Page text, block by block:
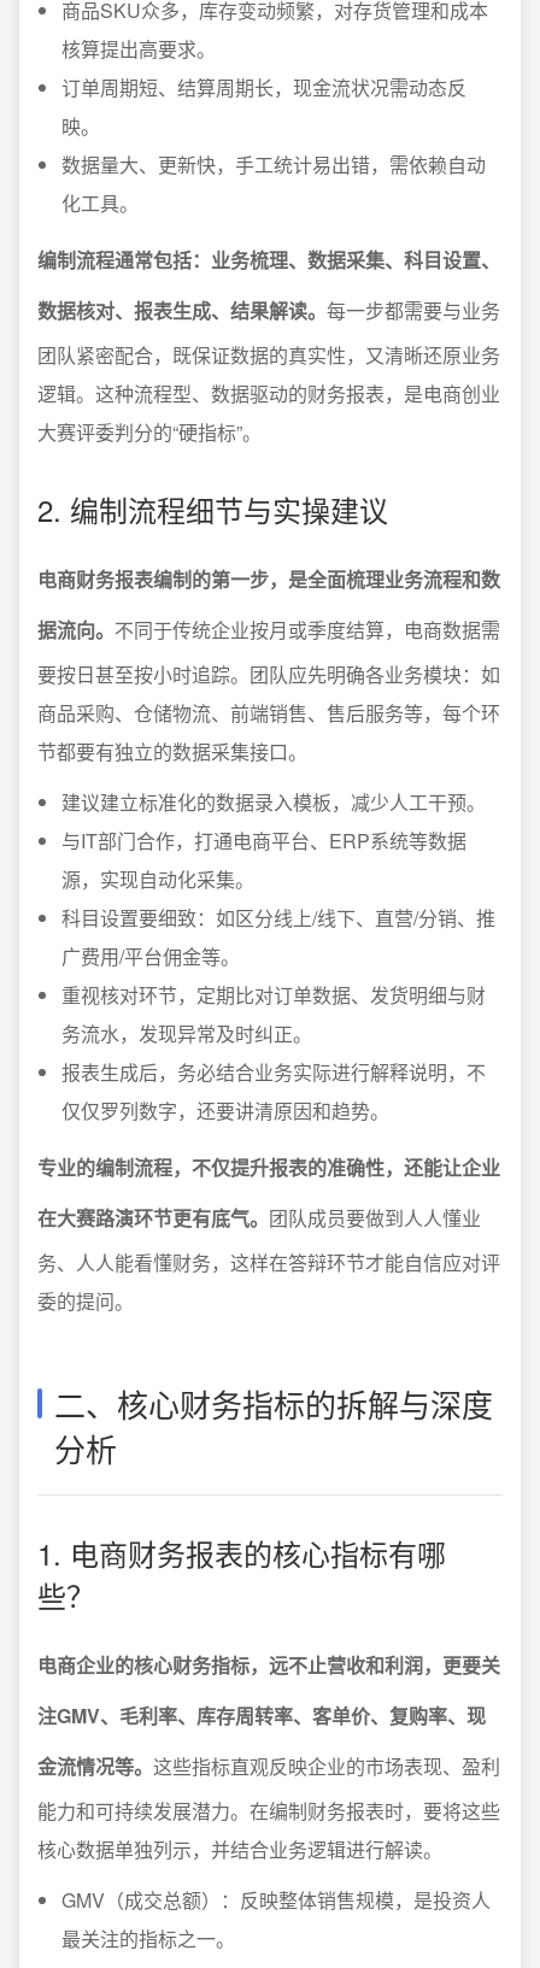
商品SKU众多，库存变动频繁，对存货管理和成本
核算提出高要求。
订单周期短、结算周期长，现金流状况需动态反
映。
数据量大、更新快，手工统计易出错，需依赖自动
化工具。
编制流程通常包括：业务梳理、数据采集、科目设置、
数据核对、报表生成、结果解读。 每一步都需要与业务
团队紧密配合，既保证数据的真实性，又清晰还原业务
逻辑。这种流程型、数据驱动的财务报表，是电商创业
大赛评委判分的“硬指标”。
2. 编制流程细节与实操建议
电商财务报表编制的第一步，是全面梳理业务流程和数
据流向。 不同于传统企业按月或季度结算，电商数据需
要按日甚至按小时追踪。团队应先明确各业务模块：如
商品采购、仓储物流、前端销售、售后服务等，每个环
节都要有独立的数据采集接口。
建议建立标准化的数据录入模板，减少人工干预。
与IT部门合作，打通电商平台、ERP系统等数据
源，实现自动化采集。
科目设置要细致：如区分线上/线下、直营/分销、推
广费用/平台佣金等。
重视核对环节，定期比对订单数据、发货明细与财
务流水，发现异常及时纠正。
报表生成后，务必结合业务实际进行解释说明，不
仅仅罗列数字，还要讲清原因和趋势。
专业的编制流程，不仅提升报表的准确性，还能让企业
在大赛路演环节更有底气。 团队成员要做到人人懂业
务、人人能看懂财务，这样在答辩环节才能自信应对评
委的提问。
二、核心财务指标的拆解与深度
分析
1. 电商财务报表的核心指标有哪
些？
电商企业的核心财务指标，远不止营收和利润，更要关
注GMV、毛利率、库存周转率、客单价、复购率、现
金流情况等。 这些指标直观反映企业的市场表现、盈利
能力和可持续发展潜力。在编制财务报表时，要将这些
核心数据单独列示，并结合业务逻辑进行解读。
GMV（成交总额）：反映整体销售规模，是投资人
最关注的指标之一。